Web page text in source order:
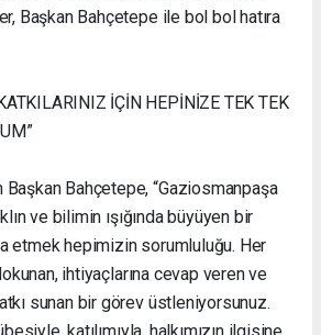
Başkan Bahçetepe ile bol bol hatıra
İÇİN HEPİNİZE TEK TEK
Bahçetepe, “Gaziosmanpaşa
ve bilimin ışığında büyüyen bir
etmek hepimizin sorumluluğu. Her
ihtiyaçlarına cevap veren ve
sunan bir görev üstleniyorsunuz.